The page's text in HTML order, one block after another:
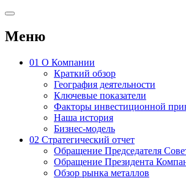
Меню
01 О Компании
Краткий обзор
География деятельности
Ключевые показатели
Факторы инвестиционной
Наша история
Бизнес-модель
02 Стратегический отчет
Обращение Председателя
Обращение Президента
Обзор рынка металлов